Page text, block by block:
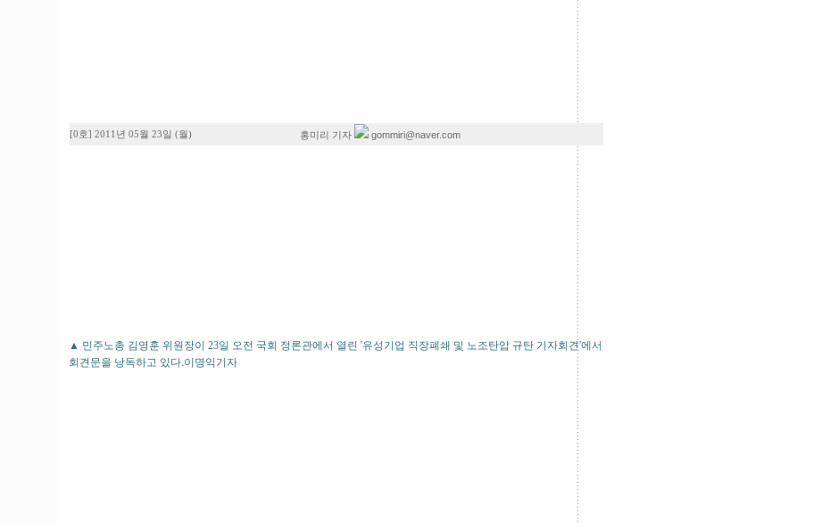
[0호] 2011년 05월 23일 (월) 홍미리 기자 gommiri@naver.com
▲ 민주노총 김영훈 위원장이 23일 오전 국회 정론관에서 열린 '유성기업 직장폐쇄 및 노조탄압 규탄 기자회견'에서
회견문을 낭독하고 있다.이명익기자